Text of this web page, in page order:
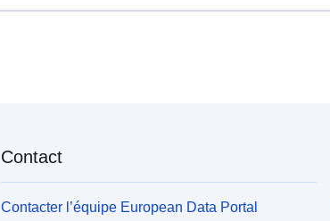
Contact
Contacter l’équipe European Data Portal